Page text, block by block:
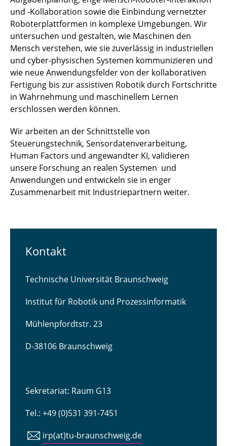
und -Kollaboration sowie die Einbindung vernetzter
Roboterplattformen in komplexe Umgebungen. Wir
untersuchen und gestalten, wie Maschinen den
Mensch verstehen, wie sie zuverlässig in industriellen
und cyber-physischen Systemen kommunizieren und
wie neue Anwendungsfelder von der kollaborativen
Fertigung bis zur assistiven Robotik durch Fortschritte
in Wahrnehmung und maschinellem Lernen
erschlossen werden können.
Wir arbeiten an der Schnittstelle von
Steuerungstechnik, Sensordatenverarbeitung,
Human Factors und angewandter KI, validieren
unsere Forschung an realen Systemen und
Anwendungen und entwickeln sie in enger
Zusammenarbeit mit Industriepartnern weiter.
Kontakt
Technische Universität Braunschweig
Institut für Robotik und Prozessinformatik
Mühlenpfordtstr. 23
D-38106 Braunschweig
Sekretariat: Raum G13
Tel.: +49 (0)531 391-7451
irp(at)tu-braunschweig.de